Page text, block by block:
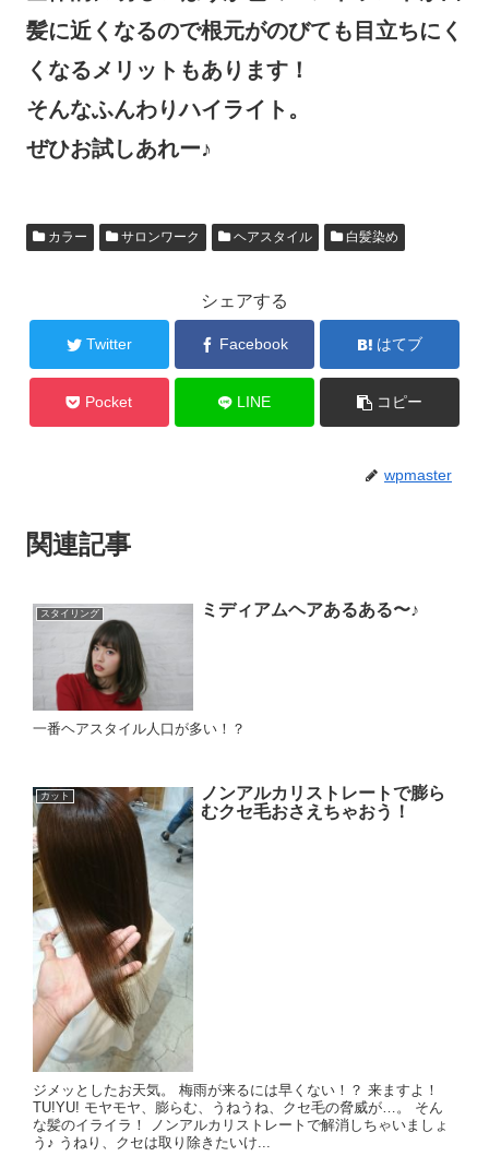
髪に近くなるので根元がのびても目立ちにく
くなるメリットもあります！
そんなふんわりハイライト。
ぜひお試しあれー♪
カラー サロンワーク ヘアスタイル 白髪染め
シェアする
Twitter Facebook はてブ
Pocket LINE コピー
wpmaster
関連記事
スタイリング ミディアムヘアあるある〜♪
一番ヘアスタイル人口が多い！？
カット
ノンアルカリストレートで膨ら
むクセ毛おさえちゃおう！
ジメッとしたお天気。 梅雨が来るには早くない！？ 来ますよ！
TU!YU! モヤモヤ、膨らむ、うねうね、クセ毛の脅威が…。 そん
な髪のイライラ！ ノンアルカリストレートで解消しちゃいましょ
う♪ うねり、クセは取り除きたいけ...